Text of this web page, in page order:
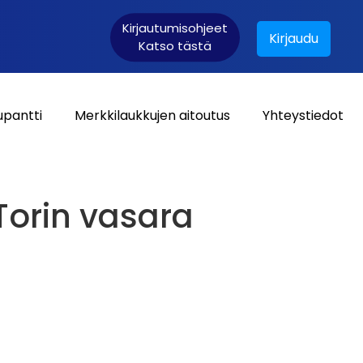
Kirjautumisohjeet
Katso tästä Kirjaudu
Merkkilaukkujen aitoutus Yhteystiedot
vasara